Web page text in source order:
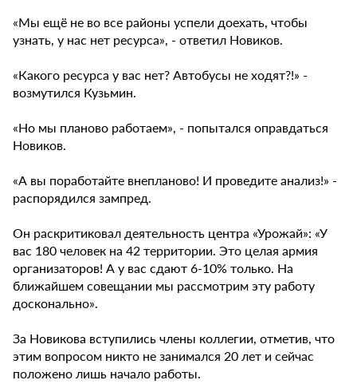
«Мы ещё не во все районы успели доехать, чтобы
узнать, у нас нет ресурса», - ответил Новиков.
«Какого ресурса у вас нет? Автобусы не ходят?!» -
возмутился Кузьмин.
«Но мы планово работаем», - попытался оправдаться
Новиков.
«А вы поработайте внепланово! И проведите анализ!» -
распорядился зампред.
Он раскритиковал деятельность центра «Урожай»: «У
вас 180 человек на 42 территории. Это целая армия
организаторов! А у вас сдают 6-10% только. На
ближайшем совещании мы рассмотрим эту работу
досконально».
За Новикова вступились члены коллегии, отметив, что
этим вопросом никто не занимался 20 лет и сейчас
положено лишь начало работы.